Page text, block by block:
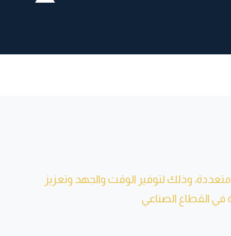
وذلك لتوفير الوقت والجهد وتعزيز
في القطاع الصناعي